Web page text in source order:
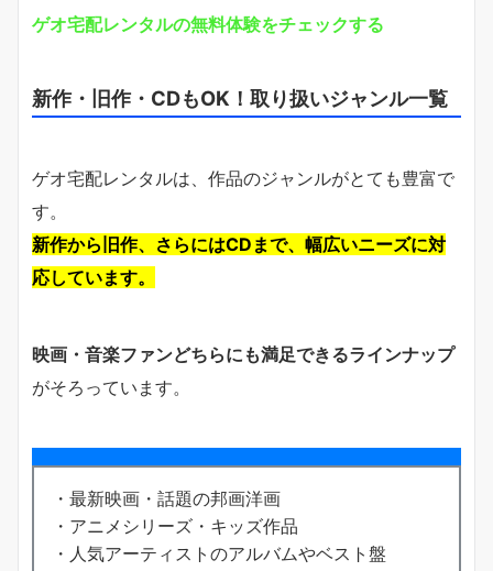
ゲオ宅配レンタルの無料体験をチェックする
新作・旧作・CDもOK！取り扱いジャンル一覧
ゲオ宅配レンタルは、作品のジャンルがとても豊富で
す。
新作から旧作、さらにはCDまで、幅広いニーズに対
応しています。
映画・音楽ファンどちらにも満足できるラインナップ
がそろっています。
・最新映画・話題の邦画洋画
・アニメシリーズ・キッズ作品
・人気アーティストのアルバムやベスト盤